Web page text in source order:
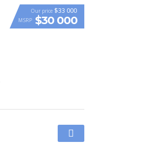
Our price $33 000
MSRP $30 000